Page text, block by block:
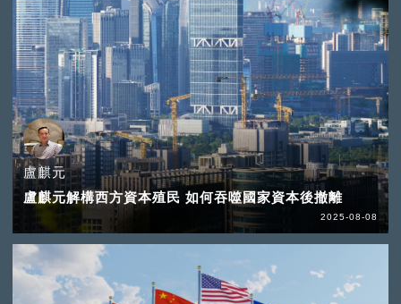
盧麒元
盧麒元解構西方資本殖民 如何吞噬國家資本後撤離
2025-08-08